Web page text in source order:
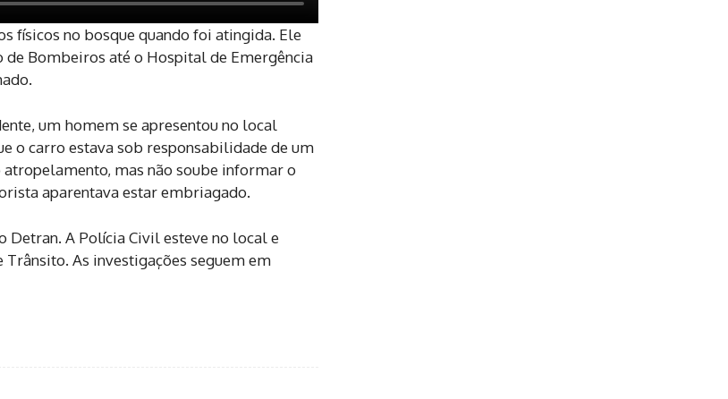
físicos no bosque quando foi atingida. Ele
Bombeiros até o Hospital de Emergência
um homem se apresentou no local
o carro estava sob responsabilidade de um
mas não soube informar o
aparentava estar embriagado.
Detran. A Polícia Civil esteve no local e
As investigações seguem em